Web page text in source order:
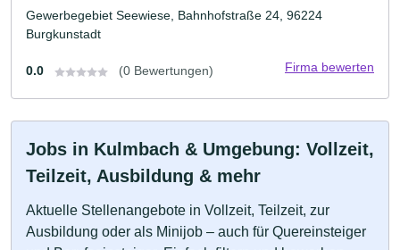
Gewerbegebiet Seewiese, Bahnhofstraße 24, 96224
Burgkunstadt
0.0 (0 Bewertungen) Firma bewerten
Jobs in Kulmbach & Umgebung: Vollzeit,
Teilzeit, Ausbildung & mehr
Aktuelle Stellenangebote in Vollzeit, Teilzeit, zur
Ausbildung oder als Minijob – auch für Quereinsteiger